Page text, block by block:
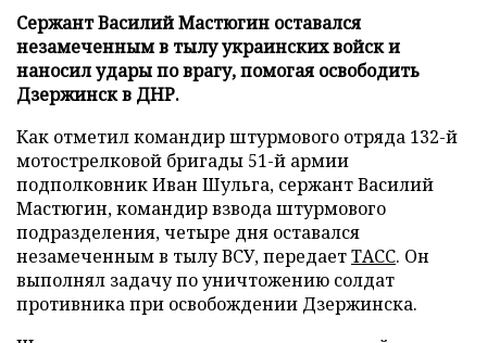
Сержант Василий Мастюгин оставался
незамеченным в тылу украинских войск и
наносил удары по врагу, помогая освободить
Дзержинск в ДНР.
Как отметил командир штурмового отряда 132-й
мотострелковой бригады 51-й армии
подполковник Иван Шульга, сержант Василий
Мастюгин, командир взвода штурмового
подразделения, четыре дня оставался
незамеченным в тылу ВСУ, передаетТАСС. Он
выполнял задачу по уничтожению солдат
противника при освобождении Дзержинска.